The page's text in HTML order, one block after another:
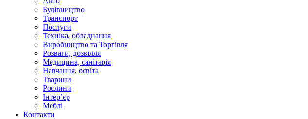
Будівництво
Транспорт
Послуги
Техніка, обладнання
Виробництво та Торгівля
Розваги, дозвілля
Медицина, санітарія
Навчання, освіта
Тварини
Рослини
Інтер’єр
Меблі
Контакти